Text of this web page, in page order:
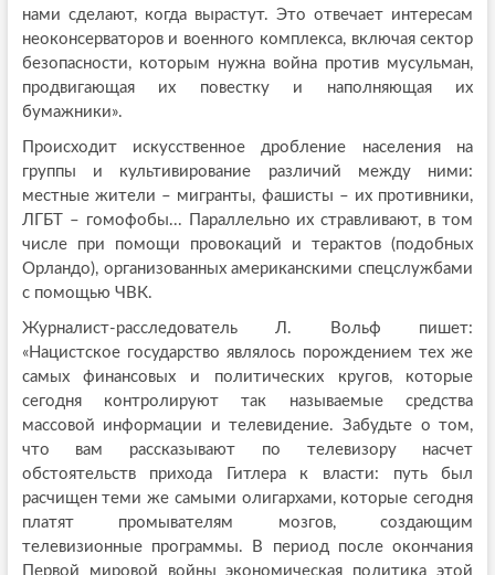
нами сделают, когда вырастут. Это отвечает интересам
неоконсерваторов и военного комплекса, включая сектор
безопасности, которым нужна война против мусульман,
продвигающая их повестку и наполняющая их
бумажники».
Происходит искусственное дробление населения на
группы и культивирование различий между ними:
местные жители – мигранты, фашисты – их противники,
ЛГБТ – гомофобы... Параллельно их стравливают, в том
числе при помощи провокаций и терактов (подобных
Орландо), организованных американскими спецслужбами
с помощью ЧВК.
Журналист-расследователь Л. Вольф пишет:
«Нацистское государство являлось порождением тех же
самых финансовых и политических кругов, которые
сегодня контролируют так называемые средства
массовой информации и телевидение. Забудьте о том,
что вам рассказывают по телевизору насчет
обстоятельств прихода Гитлера к власти: путь был
расчищен теми же самыми олигархами, которые сегодня
платят промывателям мозгов, создающим
телевизионные программы. В период после окончания
Первой мировой войны экономическая политика этой